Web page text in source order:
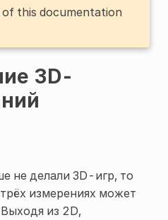
this documentation
3D-
не делали 3D-игр, то
измерениях может
из 2D,